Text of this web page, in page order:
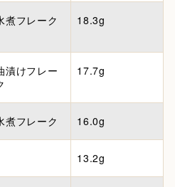
煮フレーク 18.3g
漬けフレー
17.7g
煮フレーク 16.0g
13.2g